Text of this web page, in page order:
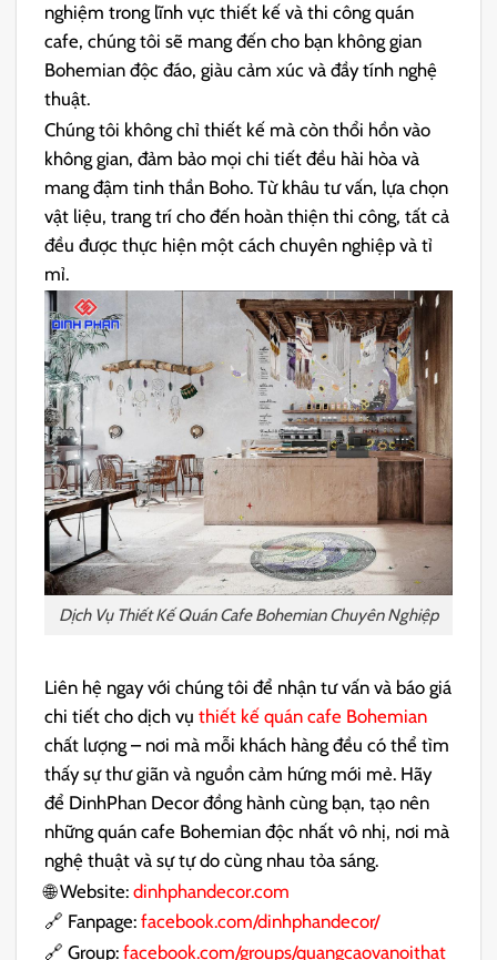
nghiệm trong lĩnh vực thiết kế và thi công quán
cafe, chúng tôi sẽ mang đến cho bạn không gian
Bohemian độc đáo, giàu cảm xúc và đầy tính nghệ
thuật.
Chúng tôi không chỉ thiết kế mà còn thổi hồn vào
không gian, đảm bảo mọi chi tiết đều hài hòa và
mang đậm tinh thần Boho. Từ khâu tư vấn, lựa chọn
vật liệu, trang trí cho đến hoàn thiện thi công, tất cả
đều được thực hiện một cách chuyên nghiệp và tỉ
mỉ.
Dịch Vụ Thiết Kế Quán Cafe Bohemian Chuyên Nghiệp
Liên hệ ngay với chúng tôi để nhận tư vấn và báo giá
chi tiết cho dịch vụthiết kế quán cafe Bohemian
chất lượng – nơi mà mỗi khách hàng đều có thể tìm
thấy sự thư giãn và nguồn cảm hứng mới mẻ. Hãy
để DinhPhan Decor đồng hành cùng bạn, tạo nên
những quán cafe Bohemian độc nhất vô nhị, nơi mà
nghệ thuật và sự tự do cùng nhau tỏa sáng.
🌐 Website:dinhphandecor.com
🔗 Fanpage:facebook.com/dinhphandecor/
🔗 Group: facebook.com/groups/quangcaovanoithat